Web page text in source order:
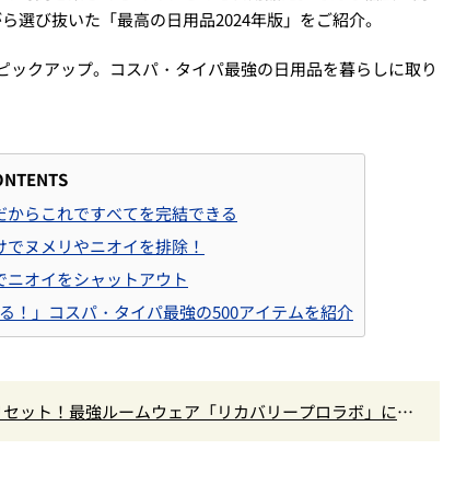
選び抜いた「最高の日用品2024年版」をご紹介。
クアップ。コスパ・タイパ最強の日用品を暮らしに取り
らこれですべてを完結できる
ヌメリやニオイを排除！
オイをシャットアウト
！」コスパ・タイパ最強の500アイテムを紹介
ット！最強ルームウェア「リカバリープロラボ」に新